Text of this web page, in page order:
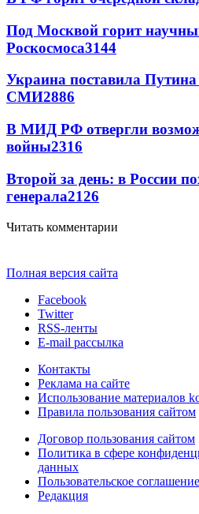
Под Москвой горит
Роскосмоса3144
Украина поставила
СМИ2886
В МИД РФ отвергли
войны2316
Второй за день: в России
генерала2126
Читать комментарии
Полная версия сайта
Facebook
Twitter
RSS-ленты
E-mail рассылка
Контакты
Реклама на сайте
Использование материалов
Правила пользования сайтом
Договор пользования сайтом
Политика в сфере
данных
Пользовательское соглашение
Редакция